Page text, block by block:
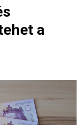
a